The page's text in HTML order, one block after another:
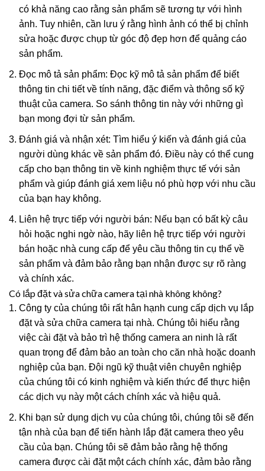
có khả năng cao rằng sản phẩm sẽ tương tự với hình
ảnh. Tuy nhiên, cần lưu ý rằng hình ảnh có thể bị chỉnh
sửa hoặc được chụp từ góc độ đẹp hơn để quảng cáo
sản phẩm.
Đọc mô tả sản phẩm: Đọc kỹ mô tả sản phẩm để biết
thông tin chi tiết về tính năng, đặc điểm và thông số kỹ
thuật của camera. So sánh thông tin này với những gì
bạn mong đợi từ sản phẩm.
Đánh giá và nhận xét: Tìm hiểu ý kiến và đánh giá của
người dùng khác về sản phẩm đó. Điều này có thể cung
cấp cho bạn thông tin về kinh nghiệm thực tế với sản
phẩm và giúp đánh giá xem liệu nó phù hợp với nhu cầu
của bạn hay không.
Liên hệ trực tiếp với người bán: Nếu bạn có bất kỳ câu
hỏi hoặc nghi ngờ nào, hãy liên hệ trực tiếp với người
bán hoặc nhà cung cấp để yêu cầu thông tin cụ thể về
sản phẩm và đảm bảo rằng bạn nhận được sự rõ ràng
và chính xác.
Có lắp đặt và sửa chữa camera tại nhà không không?
Công ty của chúng tôi rất hân hạnh cung cấp dịch vụ lắp
đặt và sửa chữa camera tại nhà. Chúng tôi hiểu rằng
việc cài đặt và bảo trì hệ thống camera an ninh là rất
quan trọng để đảm bảo an toàn cho căn nhà hoặc doanh
nghiệp của bạn. Đội ngũ kỹ thuật viên chuyên nghiệp
của chúng tôi có kinh nghiệm và kiến thức để thực hiện
các dịch vụ này một cách chính xác và hiệu quả.
Khi bạn sử dụng dịch vụ của chúng tôi, chúng tôi sẽ đến
tận nhà của bạn để tiến hành lắp đặt camera theo yêu
cầu của bạn. Chúng tôi sẽ đảm bảo rằng hệ thống
camera được cài đặt một cách chính xác, đảm bảo rằng